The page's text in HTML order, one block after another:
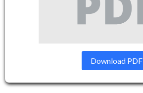
Download PDF